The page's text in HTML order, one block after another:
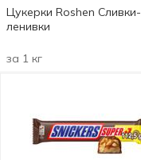
Цукерки Roshen Сливки-
ленивки
за 1 кг